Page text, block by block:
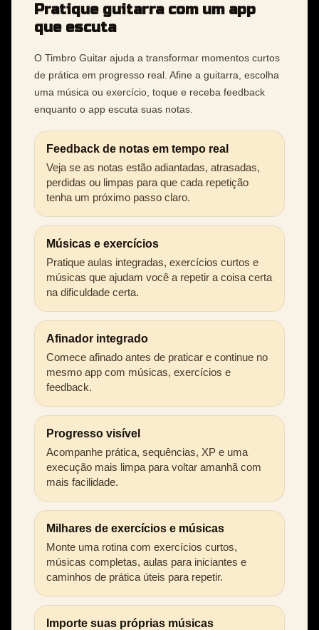
Pratique guitarra com um app
que escuta
O Timbro Guitar ajuda a transformar momentos curtos
de prática em progresso real. Afine a guitarra, escolha
uma música ou exercício, toque e receba feedback
enquanto o app escuta suas notas.
Feedback de notas em tempo real
Veja se as notas estão adiantadas, atrasadas,
perdidas ou limpas para que cada repetição
tenha um próximo passo claro.
Músicas e exercícios
Pratique aulas integradas, exercícios curtos e
músicas que ajudam você a repetir a coisa certa
na dificuldade certa.
Afinador integrado
Comece afinado antes de praticar e continue no
mesmo app com músicas, exercícios e
feedback.
Progresso visível
Acompanhe prática, sequências, XP e uma
execução mais limpa para voltar amanhã com
mais facilidade.
Milhares de exercícios e músicas
Monte uma rotina com exercícios curtos,
músicas completas, aulas para iniciantes e
caminhos de prática úteis para repetir.
Importe suas próprias músicas